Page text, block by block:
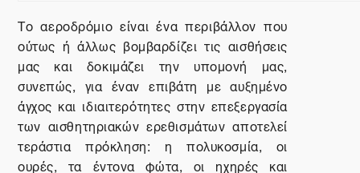
Το αεροδρόμιο είναι ένα περιβάλλον που
ούτως ή άλλως βομβαρδίζει τις αισθήσεις
μας και δοκιμάζει την υπομονή μας,
συνεπώς, για έναν επιβάτη με αυξημένο
άγχος και ιδιαιτερότητες στην επεξεργασία
των αισθητηριακών ερεθισμάτων αποτελεί
τεράστια πρόκληση: η πολυκοσμία, οι
ουρές, τα έντονα φώτα, οι ηχηρές και